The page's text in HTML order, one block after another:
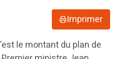
Imprimer
le montant du plan de